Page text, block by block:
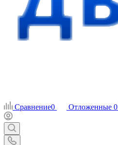
Сравнение0 Отложенные 0